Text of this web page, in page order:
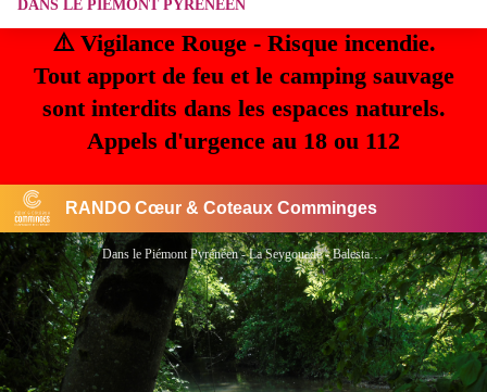
⚠️ Vigilance Rouge - Risque incendie.
Tout apport de feu et le camping sauvage
sont interdits dans les espaces naturels.
Appels d'urgence au 18 ou 112
RANDO Cœur & Coteaux Comminges
DANS LE PIEMONT PYRENEEN
Dans le Piémont Pyrénéen - La Seygouade - Balesta Comminges Pyrénées - FAGE